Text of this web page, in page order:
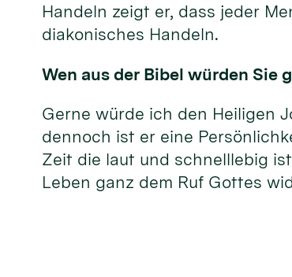
Handeln zeigt er, dass jeder
diakonisches Handeln.
Wen aus der Bibel würden Sie
Gerne würde ich den Heiligen
dennoch ist er eine
Zeit die laut und schnelllebig
Leben ganz dem Ruf Gottes